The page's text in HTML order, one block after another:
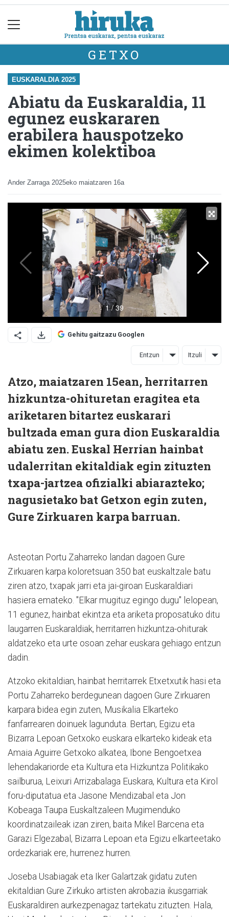
GETXO
EUSKARALDIA 2025
Abiatu da Euskaraldia, 11
egunez euskararen
erabilera hauspotzeko
ekimen kolektiboa
Ander Zarraga 2025eko maiatzaren 16a
Gehitu gaitzazu Googlen
Entzun Itzuli
Atzo, maiatzaren 15ean, herritarren
hizkuntza-ohituretan eragitea eta
ariketaren bitartez euskarari
bultzada eman gura dion Euskaraldia
abiatu zen. Euskal Herrian hainbat
udalerritan ekitaldiak egin zituzten
txapa-jartzea ofizialki abiarazteko;
nagusietako bat Getxon egin zuten,
Gure Zirkuaren karpa barruan.
Asteotan Portu Zaharreko landan dagoen Gure
Zirkuaren karpa koloretsuan 350 bat euskaltzale batu
ziren atzo, txapak jarri eta jai-giroan Euskaraldiari
hasiera emateko. "Elkar mugituz egingo dugu" lelopean,
11 egunez, hainbat ekintza eta ariketa proposatuko ditu
laugarren Euskaraldiak, herritarren hizkuntza-ohiturak
aldatzeko eta urte osoan zehar euskara gehiago entzun
dadin.
Atzoko ekitaldian, hainbat herritarrek Etxetxutik hasi eta
Portu Zaharreko berdegunean dagoen Gure Zirkuaren
karpara bidea egin zuten, Musikalia Elkarteko
fanfarrearen doinuek lagunduta. Bertan, Egizu eta
Bizarra Lepoan Getxoko euskara elkarteko kideak eta
Amaia Aguirre Getxoko alkatea, Ibone Bengoetxea
lehendakariorde eta Kultura eta Hizkuntza Politikako
sailburua, Leixuri Arrizabalaga Euskara, Kultura eta Kirol
foru-diputatua eta Jasone Mendizabal eta Jon
Kobeaga Taupa Euskaltzaleen Mugimenduko
koordinatzaileak izan ziren, baita Mikel Barcena eta
Garazi Elgezabal, Bizarra Lepoan eta Egizu elkarteetako
ordezkariak ere, hurrenez hurren.
Joseba Usabiagak eta Iker Galartzak gidatu zuten
ekitaldian Gure Zirkuko artisten akrobazia ikusgarriak
Euskaraldiren aurkezpenagaz tartekatu zituzten. Hala,